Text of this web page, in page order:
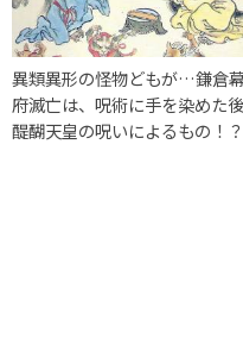
異類異形の怪物どもが…鎌倉
府滅亡は、呪術に手を染めた後
醍醐天皇の呪いによるもの！？